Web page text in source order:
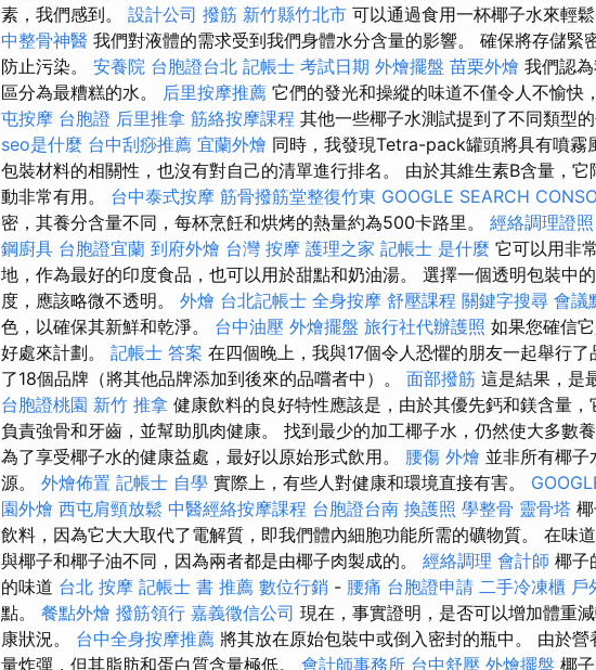
素，我們感到。 設計公司 撥筋 新竹縣竹北市 可以通過食用一杯椰子水來輕
中整骨神醫 我們對液體的需求受到我們身體水分含量的影響。 確保將存儲緊
防止污染。 安養院 台胞證台北 記帳士 考試日期 外燴擺盤 苗栗外燴 我們認
區分為最糟糕的水。 后里按摩推薦 它們的發光和操縱的味道不僅令人不愉快
屯按摩 台胞證 后里推拿 筋絡按摩課程 其他一些椰子水測試提到了不同類型
seo是什麼 台中刮痧推薦 宜蘭外燴 同時，我發現Tetra-pack罐頭將具有噴霧
包裝材料的相關性，也沒有對自己的清單進行排名。 由於其維生素B含量，
動非常有用。 台中泰式按摩 筋骨撥筋堂整復竹東 GOOGLE SEARCH
密，其養分含量不同，每杯烹飪和烘烤的熱量約為500卡路里。 經絡調理證照
鋼廚具 台胞證宜蘭 到府外燴 台灣 按摩 護理之家 記帳士 是什麼 它可以用非
地，作為最好的印度食品，也可以用於甜點和奶油湯。 選擇一個透明包裝中
度，應該略微不透明。 外燴 台北記帳士 全身按摩 舒壓課程 關鍵字搜尋 會議
色，以確保其新鮮和乾淨。 台中油壓 外燴擺盤 旅行社代辦護照 如果您確信
好處來計劃。 記帳士 答案 在四個晚上，我與17個令人恐懼的朋友一起舉行
了18個品牌（將其他品牌添加到後來的品嚐者中）。 面部撥筋 這是結果，是
台胞證桃園 新竹 推拿 健康飲料的良好特性應該是，由於其優先鈣和鎂含量，
負責強骨和牙齒，並幫助肌肉健康。 找到最少的加工椰子水，仍然使大多數
為了享受椰子水的健康益處，最好以原始形式飲用。 腰傷 外燴 並非所有椰子
源。 外燴佈置 記帳士 自學 實際上，有些人對健康和環境直接有害。
園外燴 西屯肩頸放鬆 中醫經絡按摩課程 台胞證台南 換護照 學整骨 靈骨塔
飲料，因為它大大取代了電解質，即我們體內細胞功能所需的礦物質。 在味
與椰子和椰子油不同，因為兩者都是由椰子肉製成的。 經絡調理 會計師 椰子
的味道 台北 按摩 記帳士 書 推薦 數位行銷 - 腰痛 台胞證申請 二手冷凍櫃 戶
點。 餐點外燴 撥筋領行 嘉義徵信公司 現在，事實證明，是否可以增加體重
康狀況。 台中全身按摩推薦 將其放在原始包裝中或倒入密封的瓶中。 由於
量炸彈，但其脂肪和蛋白質含量極低。 會計師事務所 台中舒壓 外燴擺盤 椰